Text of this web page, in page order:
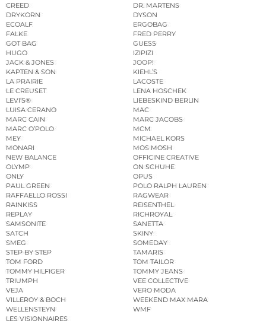
CREED
DR. MARTENS
DRYKORN
DYSON
ECOALF
ERGOBAG
FALKE
FRED PERRY
GOT BAG
GUESS
HUGO
IZIPIZI
JACK & JONES
JOOP!
KAPTEN & SON
KIEHL’S
LA PRAIRIE
LACOSTE
LE CREUSET
LENA HOSCHEK
LEVI’S®
LIEBESKIND BERLIN
LUISA CERANO
MAC
MARC CAIN
MARC JACOBS
MARC O’POLO
MCM
MEY
MICHAEL KORS
MONARI
MOS MOSH
NEW BALANCE
OFFICINE CREATIVE
OLYMP
ON SCHUHE
ONLY
OPUS
PAUL GREEN
POLO RALPH LAUREN
RAFFAELLO ROSSI
RAGWEAR
RAINKISS
REISENTHEL
REPLAY
RICHROYAL
SAMSONITE
SANETTA
SATCH
SKINY
SMEG
SOMEDAY
STEP BY STEP
TAMARIS
TOM FORD
TOM TAILOR
TOMMY HILFIGER
TOMMY JEANS
TRIUMPH
VEE COLLECTIVE
VEJA
VERO MODA
VILLEROY & BOCH
WEEKEND MAX MARA
WELLENSTEYN
WMF
LES VISIONNAIRES